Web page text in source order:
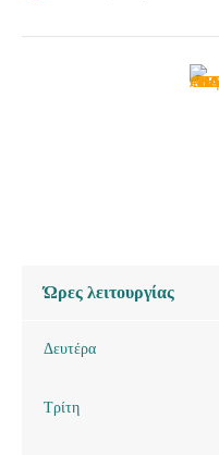
Ώρες λειτουργίας
Δευτέρα
Τρίτη